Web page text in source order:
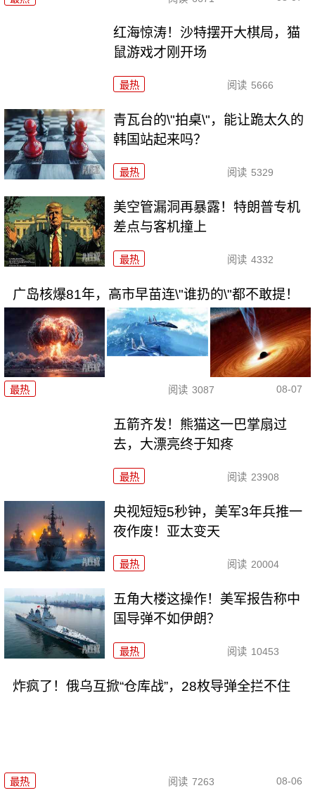
红海惊涛！沙特摆开大棋局，猫
鼠游戏才刚开场
最热 阅读 5666
青瓦台的\"拍桌\"，能让跪太久的
韩国站起来吗？
最热 阅读 5329
美空管漏洞再暴露！特朗普专机
差点与客机撞上
最热 阅读 4332
广岛核爆81年，高市早苗连\"谁扔的\"都不敢提！
最热 阅读 3087 08-07
五箭齐发！熊猫这一巴掌扇过
去，大漂亮终于知疼
最热 阅读 23908
央视短短5秒钟，美军3年兵推一
夜作废！亚太变天
最热 阅读 20004
五角大楼这操作！美军报告称中
国导弹不如伊朗？
最热 阅读 10453
炸疯了！俄乌互掀“仓库战”，28枚导弹全拦不住
最热 阅读 7263 08-06